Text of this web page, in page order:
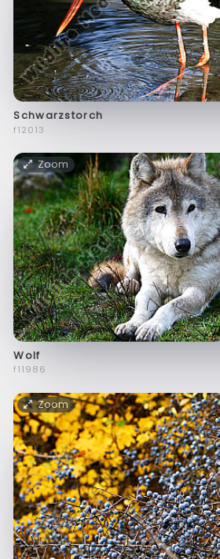
Schwarzstorch
f12013
Zoom
Wolf
f11986
Zoom